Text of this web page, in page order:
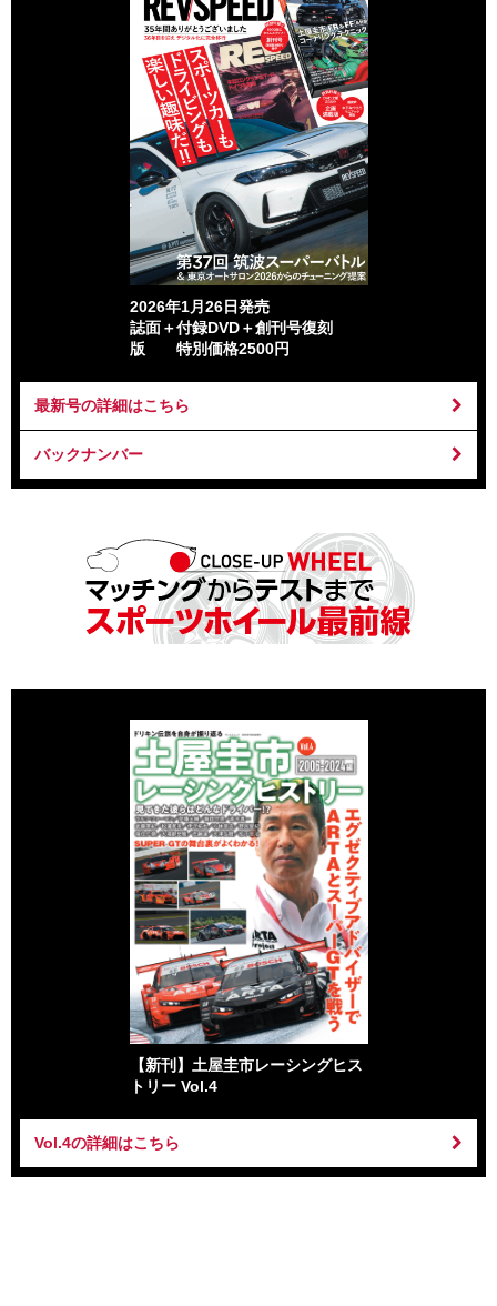
2026年1月26日発売
誌面＋付録DVD＋創刊号復刻
版 特別価格2500円
最新号の詳細はこちら
バックナンバー
【新刊】土屋圭市レーシングヒス
トリー Vol.4
Vol.4の詳細はこちら